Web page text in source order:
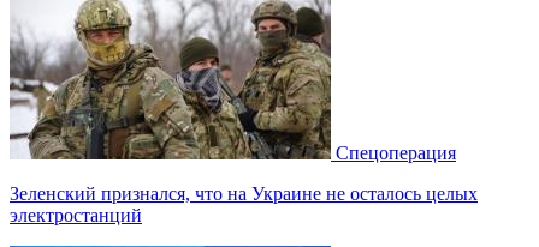
Спецоперация
Зеленский признался, что на Украине не осталось целых
электростанций